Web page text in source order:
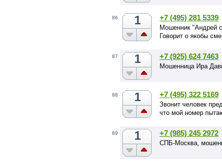
86 1 +7 (495) 281 5339
Мошенник "Андрей
Говорит о якобы
87 1 +7 (925) 624 7463
Мошенница Ира
88 1 +7 (495) 322 5169
Звонит человек
что мой номер
89 1 +7 (985) 245 2972
СПБ-Москва,